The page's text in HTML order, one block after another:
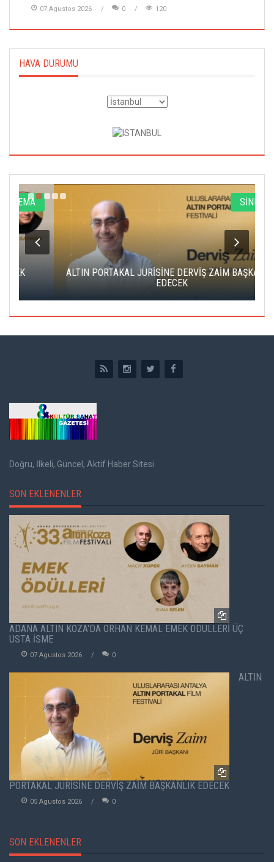
07 Agustos 2026 0 120
HAVA DURUMU
SİNEMA
ALTIN PORTAKAL JÜRİSİNE DERVİŞ ZAİM BAŞKANLIK
Doğru, İlkeli, Güncel, Aktif Haber Sitesi
SON EKLENENLER
ADANA ALTIN KOZA'DA ORHAN KEMAL EMEK ÖDÜLLERİ ÜÇ
USTA İSME
07 Agustos 2026 0
ALTIN
PORTAKAL JÜRİSİNE DERVİŞ ZAİM BAŞKANLIK EDECEK
05 Agustos 2026 0
SON EKLENENLER